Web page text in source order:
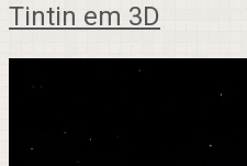
Tintin em 3D